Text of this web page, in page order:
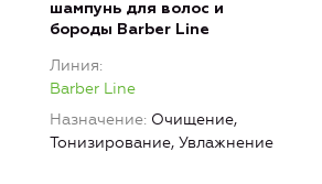
шампунь для волос и
бороды Barber Line
Линия
Barber Line
Назначение Очищение,
Тонизирование, Увлажнение